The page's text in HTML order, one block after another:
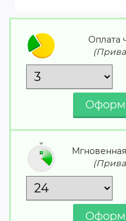
Оплата